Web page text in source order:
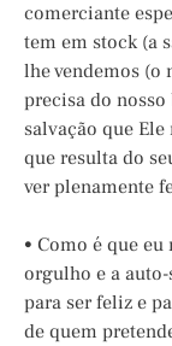
comerciante
tem em stock (a
lhe vendemos (o
precisa do
salvação que
que resulta do
ver plenamente
• Como é que
orgulho e a
para ser feliz e
de quem